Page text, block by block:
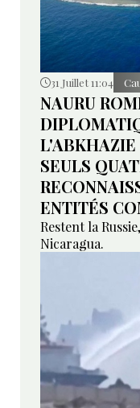
31 Juillet 11:04
NAURU
L'ABKHAZIE
SEULS
ENTITÉS
Restent la
Nicaragua.